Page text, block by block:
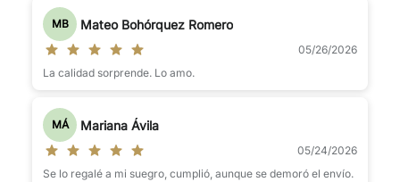
MB Mateo Bohórquez Romero
05/26/2026
La calidad sorprende. Lo amo.
MÁ Mariana Ávila
05/24/2026
Se lo regalé a mi suegro, cumplió, aunque se demoró el envío.